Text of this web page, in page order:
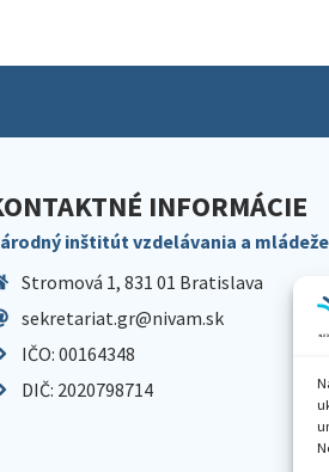
INFORMÁCIE
inštitút vzdelávania a mládeže
Stromová 1, 831 01 Bratislava
sekretariat.gr@nivam.sk
IČO: 00164348
DIČ: 2020798714